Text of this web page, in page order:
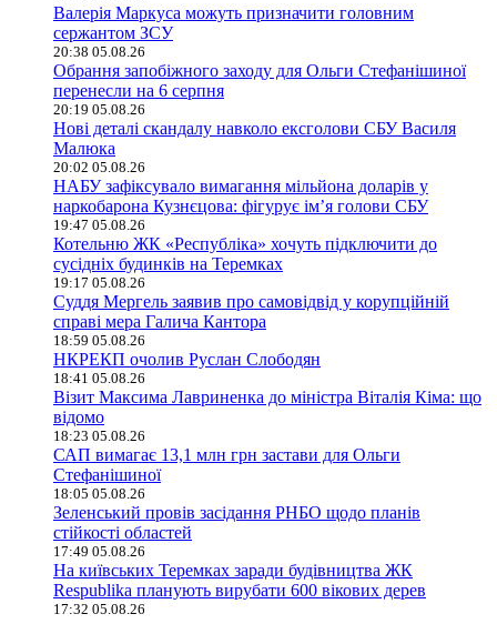
Валерія Маркуса можуть призначити головним
сержантом ЗСУ
20:38 05.08.26
Обрання запобіжного заходу для Ольги Стефанішиної
перенесли на 6 серпня
20:19 05.08.26
Нові деталі скандалу навколо ексголови СБУ Василя
Малюка
20:02 05.08.26
НАБУ зафіксувало вимагання мільйона доларів у
наркобарона Кузнєцова: фігурує ім’я голови СБУ
19:47 05.08.26
Котельню ЖК «Республіка» хочуть підключити до
сусідніх будинків на Теремках
19:17 05.08.26
Суддя Мергель заявив про самовідвід у корупційній
справі мера Галича Кантора
18:59 05.08.26
НКРЕКП очолив Руслан Слободян
18:41 05.08.26
Візит Максима Лавриненка до міністра Віталія Кіма: що
відомо
18:23 05.08.26
САП вимагає 13,1 млн грн застави для Ольги
Стефанішиної
18:05 05.08.26
Зеленський провів засідання РНБО щодо планів
стійкості областей
17:49 05.08.26
На київських Теремках заради будівництва ЖК
Respublika планують вирубати 600 вікових дерев
17:32 05.08.26